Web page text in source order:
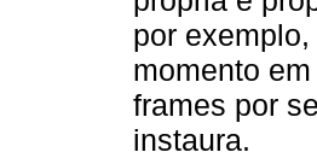
por
momento
frames por
instaura.